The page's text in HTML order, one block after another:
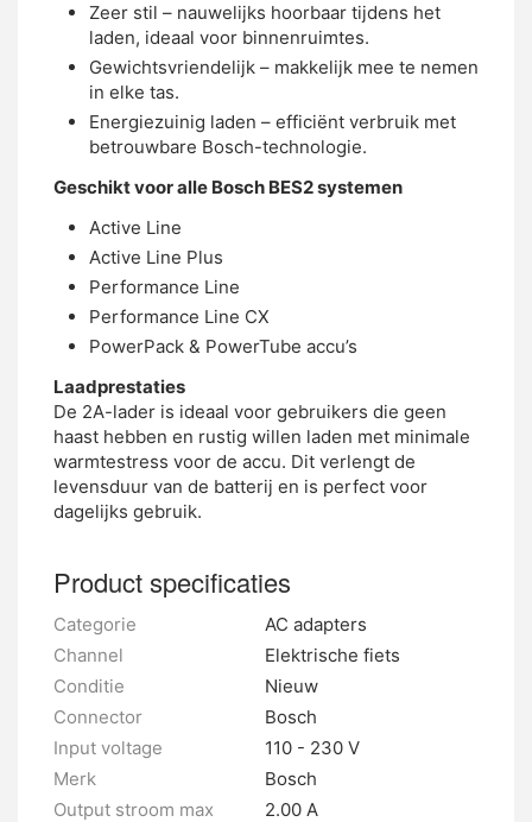
Zeer stil – nauwelijks hoorbaar tijdens het
laden, ideaal voor binnenruimtes.
Gewichtsvriendelijk – makkelijk mee te nemen
in elke tas.
Energiezuinig laden – efficiënt verbruik met
betrouwbare Bosch-technologie.
Geschikt voor alle Bosch BES2 systemen
Active Line
Active Line Plus
Performance Line
Performance Line CX
PowerPack & PowerTube accu’s
Laadprestaties
De 2A-lader is ideaal voor gebruikers die geen
haast hebben en rustig willen laden met minimale
warmtestress voor de accu. Dit verlengt de
levensduur van de batterij en is perfect voor
dagelijks gebruik.
Product specificaties
Categorie
AC adapters
Channel
Elektrische fiets
Conditie
Nieuw
Connector
Bosch
Input voltage
110 - 230 V
Merk
Bosch
Output stroom max
2.00 A